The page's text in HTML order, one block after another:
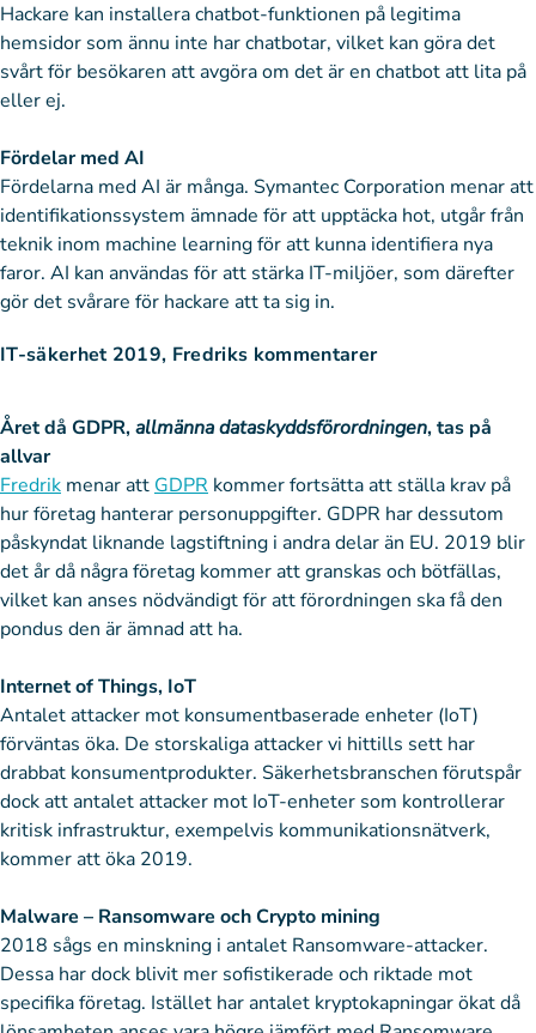
Hackare kan installera chatbot-funktionen på legitima
hemsidor som ännu inte har chatbotar, vilket kan göra det
svårt för besökaren att avgöra om det är en chatbot att lita på
eller ej.
Fördelar med AI
Fördelarna med AI är många. Symantec Corporation menar att
identifikationssystem ämnade för att upptäcka hot, utgår från
teknik inom machine learning för att kunna identifiera nya
faror. AI kan användas för att stärka IT-miljöer, som därefter
gör det svårare för hackare att ta sig in.
IT-säkerhet 2019, Fredriks kommentarer
Året då GDPR,allmänna dataskyddsförordningen, tas på
allvar
Fredrik menar att GDPR kommer fortsätta att ställa krav på
hur företag hanterar personuppgifter. GDPR har dessutom
påskyndat liknande lagstiftning i andra delar än EU. 2019 blir
det år då några företag kommer att granskas och bötfällas,
vilket kan anses nödvändigt för att förordningen ska få den
pondus den är ämnad att ha.
Internet of Things, IoT
Antalet attacker mot konsumentbaserade enheter (IoT)
förväntas öka. De storskaliga attacker vi hittills sett har
drabbat konsumentprodukter. Säkerhetsbranschen förutspår
dock att antalet attacker mot IoT-enheter som kontrollerar
kritisk infrastruktur, exempelvis kommunikationsnätverk,
kommer att öka 2019.
Malware – Ransomware och Crypto mining
2018 sågs en minskning i antalet Ransomware-attacker.
Dessa har dock blivit mer sofistikerade och riktade mot
specifika företag. Istället har antalet kryptokapningar ökat då